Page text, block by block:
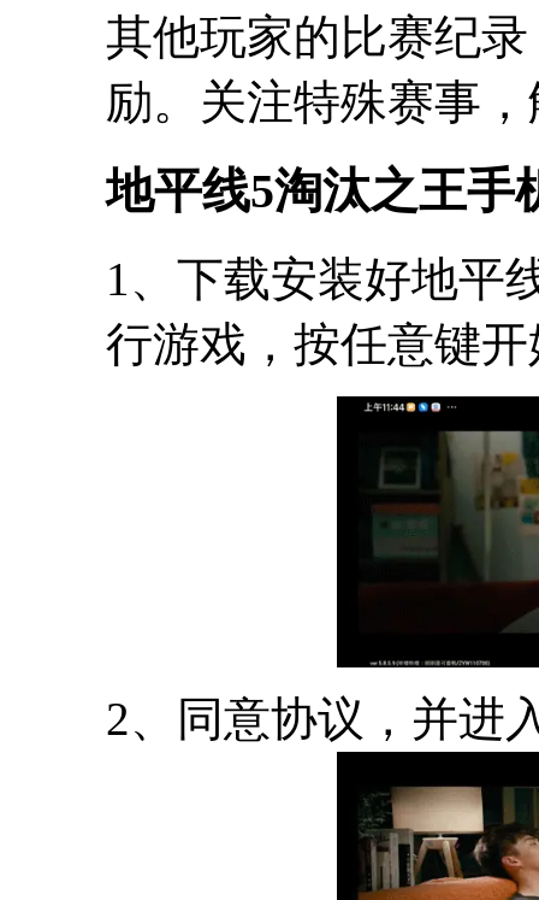
其他玩家的比赛纪
励。关注特殊赛事
地平线5淘汰之王手
1、下载安装好地平
行游戏，按任意键
2、同意协议，并进